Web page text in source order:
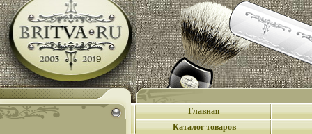
Главная
Каталог товаров